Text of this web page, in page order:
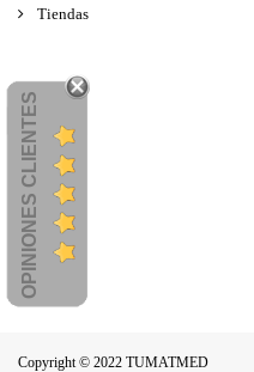
Tiendas
OPINIONES CLIENTES
Copyright © 2022 TUMATMED